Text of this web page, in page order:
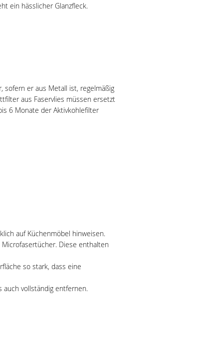
ein hässlicher Glanzfleck.
sofern er aus Metall ist, regelmäßig
aus Faservlies müssen ersetzt
6 Monate der Aktivkohlefilter
auf Küchenmöbel hinweisen.
Diese enthalten
so stark, dass eine
auch vollständig entfernen.